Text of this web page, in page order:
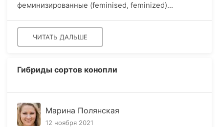
феминизированные (feminised, feminized)...
ЧИТАТЬ ДАЛЬШЕ
Гибриды сортов конопли
Марина Полянская
12 ноября 2021